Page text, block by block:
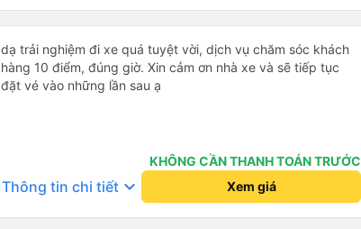
dạ trải nghiệm đi xe quá tuyệt vời, dịch vụ chăm sóc khách
hàng 10 điểm, đúng giờ. Xin cảm ơn nhà xe và sẽ tiếp tục
đặt vé vào những lần sau ạ
KHÔNG CẦN THANH TOÁN TRƯỚC
Thông tin chi tiết keyboard_arrow_down Xem giá